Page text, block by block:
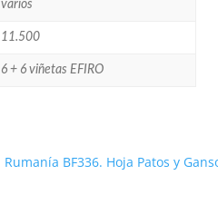
varios
11.500
6 + 6 viñetas EFIRO
Rumanía BF336. Hoja Patos y